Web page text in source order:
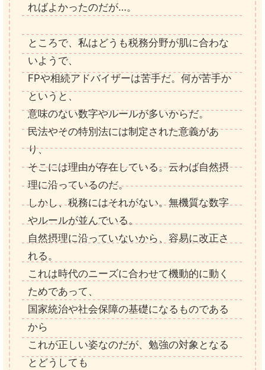
ればよかったのだが…。
ところで、私はどうも税務分野が肌に合わな
いようで、
FPや相続アドバイザーは苦手だ。何が苦手か
というと、
意味のない数字やルールが多いからだ。
民法やその特別法には制定された意義があ
り、
そこには理由が存在している。云わば自然摂
理に沿っているのだ。
しかし、税務にはそれがない。無機質な数字
やルールが並んでいる。
自然摂理に沿っていないから、容易に改正さ
れる。
これは時代のニーズに合わせて機動的に動く
ためであって、
国家統治や社会保障の基礎になるものである
から
これが正しい姿なのだが、勉強の対象となる
とどうしても